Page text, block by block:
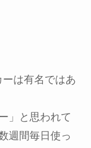
は有名ではあ
」と思われて
週間毎日使っ